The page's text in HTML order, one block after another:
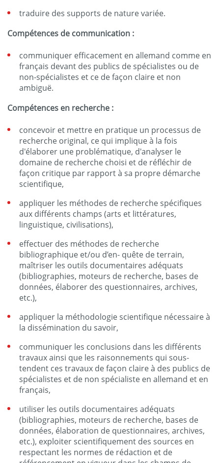
traduire des supports de nature variée.
Compétences de communication :
communiquer efficacement en allemand comme en
français devant des publics de spécialistes ou de
non-spécialistes et ce de façon claire et non
ambiguë.
Compétences en recherche :
concevoir et mettre en pratique un processus de
recherche original, ce qui implique à la fois
d'élaborer une problématique, d'analyser le
domaine de recherche choisi et de réfléchir de
façon critique par rapport à sa propre démarche
scientifique,
appliquer les méthodes de recherche spécifiques
aux différents champs (arts et littératures,
linguistique, civilisations),
effectuer des méthodes de recherche
bibliographique et/ou d’en- quête de terrain,
maîtriser les outils documentaires adéquats
(bibliographies, moteurs de recherche, bases de
données, élaborer des questionnaires, archives,
etc.),
appliquer la méthodologie scientifique nécessaire à
la dissémination du savoir,
communiquer les conclusions dans les différents
travaux ainsi que les raisonnements qui sous-
tendent ces travaux de façon claire à des publics de
spécialistes et de non spécialiste en allemand et en
français,
utiliser les outils documentaires adéquats
(bibliographies, moteurs de recherche, bases de
données, élaboration de questionnaires, archives,
etc.), exploiter scientifiquement des sources en
respectant les normes de rédaction et de